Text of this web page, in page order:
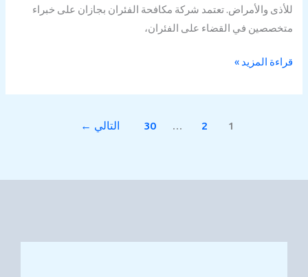
للأذى والأمراض. تعتمد شركة مكافحة الفئران بجازان على خبراء
متخصصين في القضاء على الفئران،
قراءة المزيد »
1
2
…
30 التالي ←